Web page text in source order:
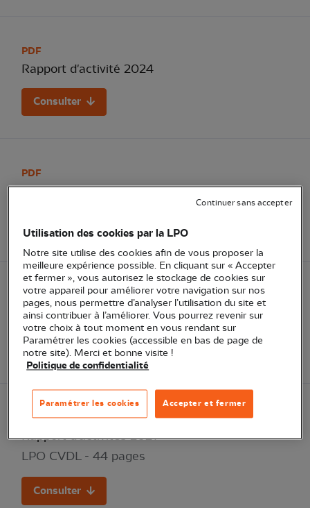
PDF
Rapport d'activité 2024
Consulter
PDF
Rapport d'activité 2023
PDF
Rapport d'activités 2022
Consulter
RAPPORT
Rapport d'activités 2021
LPO CVDL - 44 pages
Consulter
Utilisation des cookies par la LPO
Notre site utilise des cookies afin de vous proposer la
meilleure expérience possible. En cliquant sur « Accepter
et fermer », vous autorisez le stockage de cookies sur
votre appareil pour améliorer votre navigation sur nos
pages, nous permettre d’analyser l’utilisation du site et
ainsi contribuer à l’améliorer. Vous pourrez revenir sur
votre choix à tout moment en vous rendant sur
Paramétrer les cookies (accessible en bas de page de
notre site). Merci et bonne visite !
Politique de confidentialité
Accepter et fermer
Paramétrer les cookies
Continuer sans accepter